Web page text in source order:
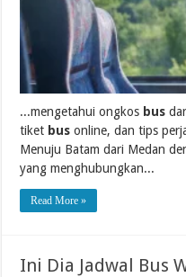
...mengetahui ongkos bus
tiket bus online, dan tips
Menuju Batam dari Medan
yang menghubungkan...
Read More »
Ini Dia Jadwal Bus